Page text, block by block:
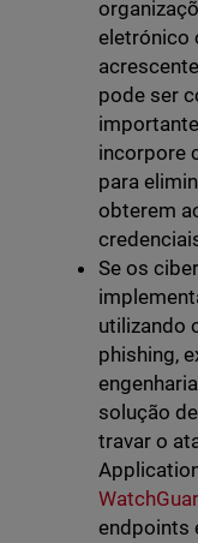
eletrónico
pode ser
incorpore
para
obterem
Se os
utilizando
phishing,
solução
travar o
endpoints